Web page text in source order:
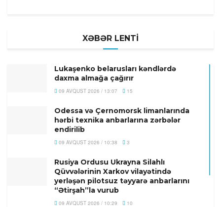
XƏBƏR LENTİ
Lukaşenko belarusları kəndlərdə
daxma almağa çağırır
09 AVQUST 2026 / 13:07 15
Odessa və Çernomorsk limanlarında
hərbi texnika anbarlarına zərbələr
endirilib
09 AVQUST 2026 / 10:38 3
Rusiya Ordusu Ukrayna Silahlı
Qüvvələrinin Xarkov vilayətində
yerləşən pilotsuz təyyarə anbarlarını
“Ətirşah”la vurub
09 AVQUST 2026 / 10:29 10